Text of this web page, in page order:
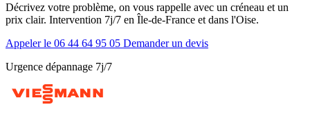
Décrivez votre problème, on vous rappelle avec un créneau et un
prix clair. Intervention 7j/7 en Île-de-France et dans l'Oise.
Appeler le 06 44 64 95 05 Demander un devis
Urgence dépannage 7j/7